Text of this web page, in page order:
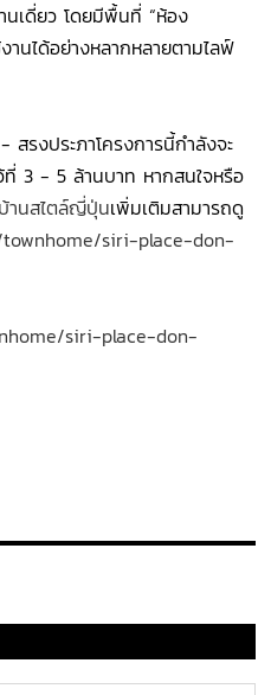
นเดี่ยว โดยมีพื้นที่ “ห้อง
านได้อย่างหลากหลายตามไลฟ์
รงประภาโครงการนี้กำลังจะ
ที่ 3 - 5 ล้านบาท หากสนใจหรือ
านสไตล์ญี่ปุ่นเพิ่มเติมสามารถดู
siri-place-don-
siri-place-don-